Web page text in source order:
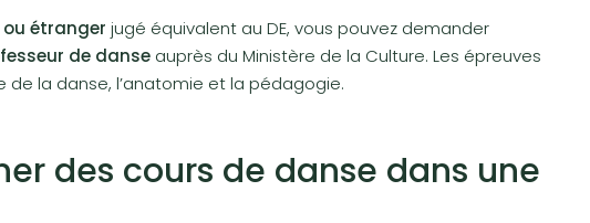
étranger jugé équivalent au DE, vous pouvez demander
de danse auprès du Ministère de la Culture. Les épreuves
de la danse, l’anatomie et la pédagogie.
des cours de danse dans une